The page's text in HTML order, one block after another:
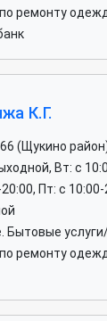
ремонту
К.Г.
(Щукино
Вт: c
Пт: c
Бытовые
ремонту